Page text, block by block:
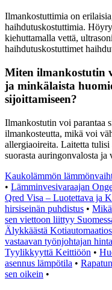
Ilmankostuttimia on
haihdutuskostuttimia.
kiehuttamalla vettä,
haihdutuskostuttimet
Miten ilmankostutin
ja minkälaista
sijoittamiseen?
Ilmankostutin voi parantaa
ilmankosteutta, mikä voi
allergiaoireita. Laitetta tulisi
suorasta auringonvalosta ja
Kaukolämmön
• Lämminvesivaraajan
Qred Visa – Luotettava ja
hirsiseinän puhdistus •
sen viettoon liittyy
Älykkäästä
vastaavan työnjohtajan hinta
Tyylikkyyttä Keittiöön •
asennus lämpötila •
sen oikein •